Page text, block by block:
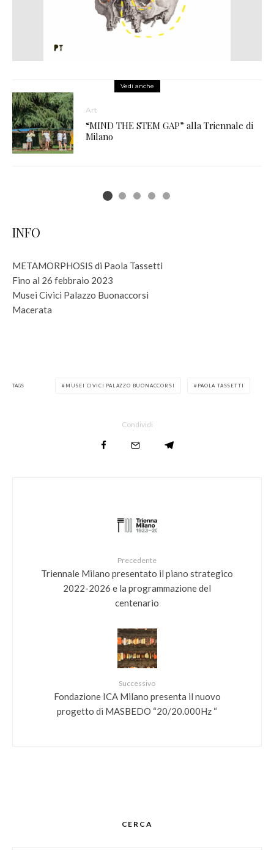
Vedi anche
Art
“MIND THE STEM GAP” alla Triennale di
Milano
INFO
METAMORPHOSIS di Paola Tassetti
Fino al 26 febbraio 2023
Musei Civici Palazzo Buonaccorsi
Macerata
TAGS MUSEI CIVICI PALAZZO BUONACCORSI PAOLA TASSETTI
Condividi
Precedente
Triennale Milano presentato il piano strategico
2022-2026 e la programmazione del
centenario
Successivo
Fondazione ICA Milano presenta il nuovo
progetto di MASBEDO “20/20.000Hz “
CERCA